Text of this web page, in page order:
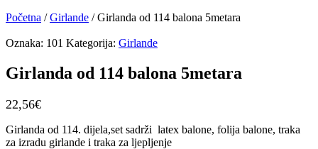
Početna /Girlande / Girlanda od 114 balona 5metara
Oznaka: 101 Kategorija: Girlande
Girlanda od 114 balona 5metara
22,56€
Girlanda od 114. dijela,set sadrži latex balone, folija balone, traka
za izradu girlande i traka za ljepljenje